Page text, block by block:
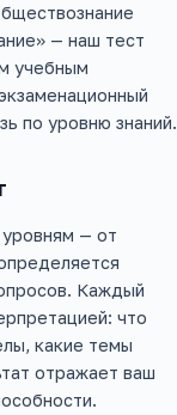
— наш тест
учебным
по уровню знаний.
уровням — от
Каждый
что
какие темы
отражает ваш